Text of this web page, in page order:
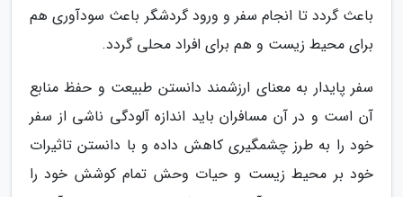
باعث گردد تا انجام سفر و ورود گردشگر باعث سودآوری هم
برای محیط زیست و هم برای افراد محلی گردد.
سفر پایدار به معنای ارزشمند دانستن طبیعت و حفظ منابع
آن است و در آن مسافران باید اندازه آلودگی ناشی از سفر
خود را به طرز چشمگیری کاهش داده و با دانستن تاثیرات
خود بر محیط زیست و حیات وحش تمام کوشش خود را